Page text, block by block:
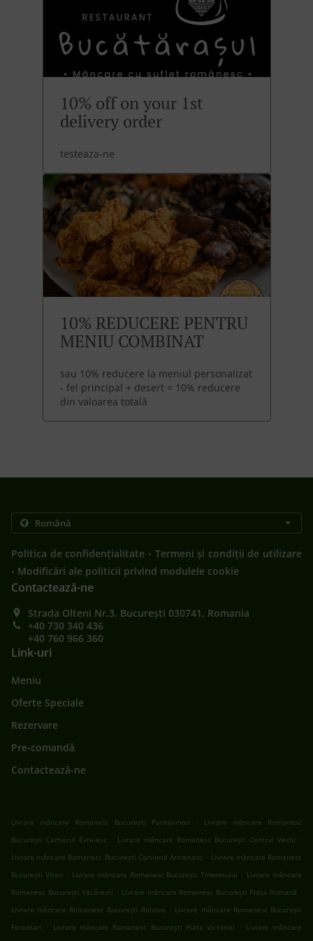
10% off on your 1st
delivery order
testeaza-ne
10% REDUCERE PENTRU
MENIU COMBINAT
sau 10% reducere la meniul personalizat
- fel principal + desert = 10% reducere
din valoarea totală
Politica de confidențialitate . Termeni și condiții de utilizare
. Modificări ale politicii privind modulele cookie
Contactează-ne
Strada Olteni Nr.3, București 030741, Romania
+40 730 340 436
+40 760 966 360
Link-uri
Meniu
Oferte Speciale
Rezervare
Pre-comandă
Contactează-ne
Livrare mâncare Romanesc București Pantelimon .
Livrare mâncare Romanesc
București Cartierul Evreiesc
. Livrare mâncare Romanesc București Centrul Vechi
.
Livrare mâncare Romanesc București Cartierul Armenesc . Livrare mâncare Romanesc
București Vitan . Livrare mâncare Romanesc București Tineretului . Livrare mâncare
Romanesc București Văcărești . Livrare mâncare Romanesc București Piața Romană .
Livrare mâncare Romanesc București Rahova . Livrare mâncare Romanesc București
Ferentari
. Livrare mâncare Romanesc București Piata Victoriei . Livrare mâncare